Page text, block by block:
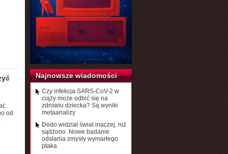
od
Najnowsze wiadomości
Czy infekcja SARS-CoV-2 w
ciąży może odbić się na
zdrowiu dziecka? Są wyniki
metaanalizy
Dodo widział świat inaczej, niż
sądzono. Nowe badanie
odsłania zmysły wymarłego
ptaka